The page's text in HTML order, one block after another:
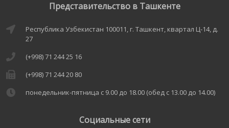
Представительство в Ташкенте
Республика Узбекистан 100011, г. Ташкент, квартал Ц-14, д.
27
(+998) 71 244 25 16
(+998) 71 244 20 80
понедельник-пятница с 9.00 до 18.00 (обед с 13.00 до 14.00)
Социальные сети